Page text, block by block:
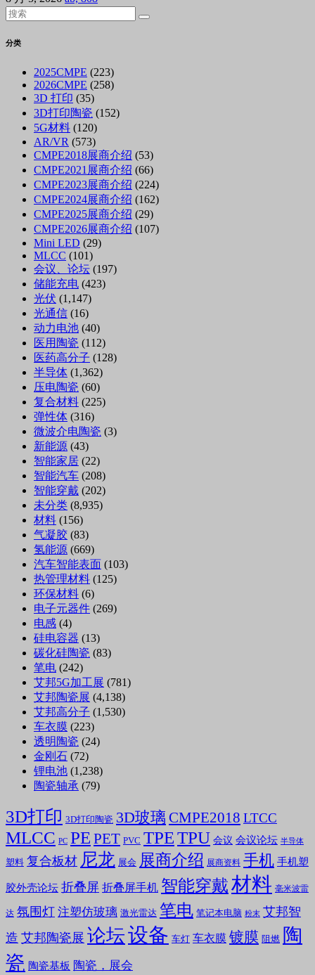
分类
2025CMPE (223)
2026CMPE (258)
3D 打印 (35)
3D打印陶瓷 (152)
5G材料 (120)
AR/VR (573)
CMPE2018展商介绍 (53)
CMPE2021展商介绍 (66)
CMPE2023展商介绍 (224)
CMPE2024展商介绍 (162)
CMPE2025展商介绍 (29)
CMPE2026展商介绍 (107)
Mini LED (29)
MLCC (101)
会议、论坛 (197)
储能充电 (423)
光伏 (1,147)
光通信 (16)
动力电池 (40)
医用陶瓷 (112)
医药高分子 (128)
半导体 (1,362)
压电陶瓷 (60)
复合材料 (225)
弹性体 (316)
微波介电陶瓷 (3)
新能源 (43)
智能家居 (22)
智能汽车 (208)
智能穿戴 (202)
未分类 (8,935)
材料 (156)
气凝胶 (83)
氢能源 (669)
汽车智能表面 (103)
热管理材料 (125)
环保材料 (6)
电子元器件 (269)
电感 (4)
硅电容器 (13)
碳化硅陶瓷 (83)
笔电 (242)
艾邦5G加工展 (781)
艾邦陶瓷展 (4,138)
艾邦高分子 (1,530)
车衣膜 (223)
透明陶瓷 (24)
金刚石 (72)
锂电池 (1,238)
陶瓷轴承 (79)
3D打印 3D打印陶瓷 3D玻璃 CMPE2018 LTCC
MLCC PC PE PET PVC TPETPU 会议 会议论坛 半导体
塑料 复合板材 尼龙 展会 展商介绍 展商资料 手机 手机塑
胶外壳论坛 折叠屏 折叠屏手机 智能穿戴材料 毫米波雷
达 氛围灯 注塑仿玻璃 激光雷达 笔电 笔记本电脑 粉末 艾邦智
造 艾邦陶瓷展 论坛设备 车灯 车衣膜 镀膜 阻燃 陶
瓷 陶瓷基板 陶瓷，展会